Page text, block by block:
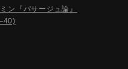
ン『パサージュ論』